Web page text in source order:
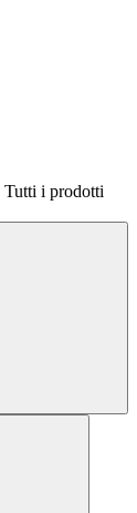
Tutti i prodotti